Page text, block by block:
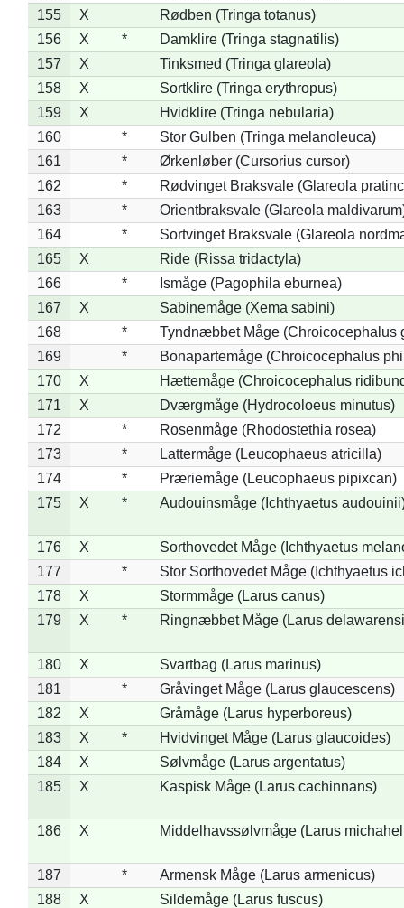
155
X
Rødben (Tringa totanus)
156
X *
Damklire (Tringa stagnatilis)
157
X
Tinksmed (Tringa glareola)
158
X
Sortklire (Tringa erythropus)
159
X
Hvidklire (Tringa nebularia)
160
*
Stor Gulben (Tringa melanoleuca)
161
*
Ørkenløber (Cursorius cursor)
162
*
Rødvinget Braksvale (Glareola
163
*
Orientbraksvale (Glareola
164
*
Sortvinget Braksvale (Glareola
165
X
Ride (Rissa tridactyla)
166
*
Ismåge (Pagophila eburnea)
167
X
Sabinemåge (Xema sabini)
168
*
Tyndnæbbet Måge (Chroicocephalus
169
*
Bonapartemåge (Chroicocephalus
170
X
Hættemåge (Chroicocephalus
171
X
Dværgmåge (Hydrocoloeus minutus)
172
*
Rosenmåge (Rhodostethia rosea)
173
*
Lattermåge (Leucophaeus atricilla)
174
*
Præriemåge (Leucophaeus pipixcan)
175
X * Audouinsmåge (Ichthyaetus
176 X
Sorthovedet Måge (Ichthyaetus
177
*
Stor Sorthovedet Måge (Ichthyaetus
178
X
Stormmåge (Larus canus)
179
X * Ringnæbbet Måge (Larus
180 X
Svartbag (Larus marinus)
181
*
Gråvinget Måge (Larus glaucescens)
182
X
Gråmåge (Larus hyperboreus)
183
X *
Hvidvinget Måge (Larus glaucoides)
184
X
Sølvmåge (Larus argentatus)
185
X Kaspisk Måge (Larus cachinnans)
186 X Middelhavssølvmåge (Larus
187 *
Armensk Måge (Larus armenicus)
188
X
Sildemåge (Larus fuscus)